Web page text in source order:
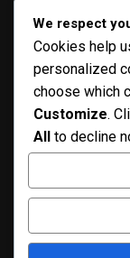
Sách
KỸ NĂNG
Phát Triển Bản Thân
Kinh Doanh
Blog
KHÓA HỌC NỔI
We respect
Cookies help
personalized
choose which
Customize.
All to decline